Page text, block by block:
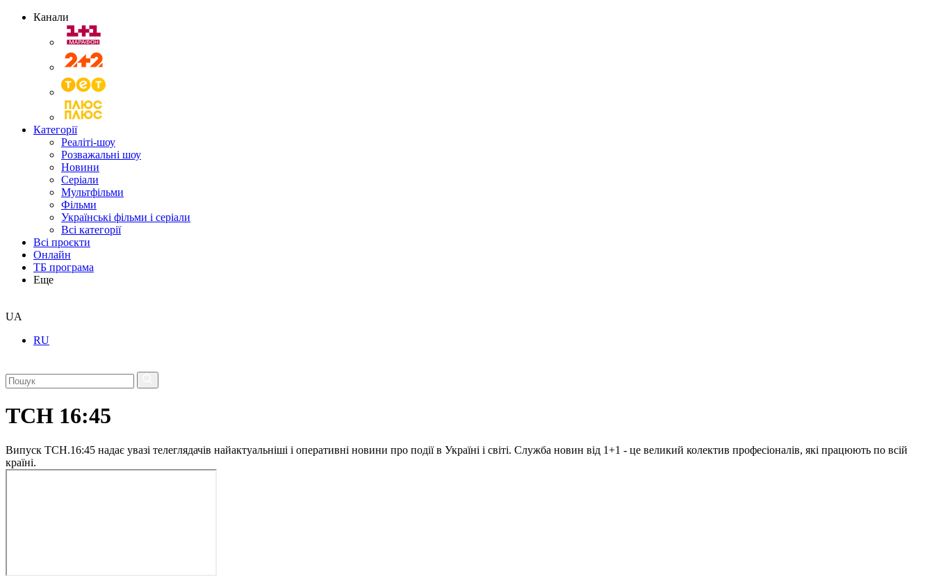
Канали
Категорії
Реаліті-шоу
Розважальні шоу
Новини
Серіали
Мультфільми
Фільми
Українські фільми і серіали
Всі категорії
Всі проєкти
Онлайн
ТБ програма
Еще
UA
RU
ТСН 16:45
Випуск ТСН.16:45 надає увазі телеглядачів найактуальніші і оперативні новини про події в Україні і світі. Служба новин від 1+1 - це великий колектив професіоналів, які працюють по всій
країні.